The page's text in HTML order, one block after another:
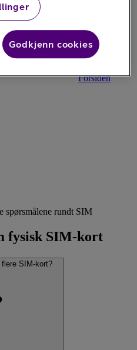
Forsiden
spørsmålene rundt SIM
fysisk SIM-kort
SIM-kort?
Godkjenn cookies